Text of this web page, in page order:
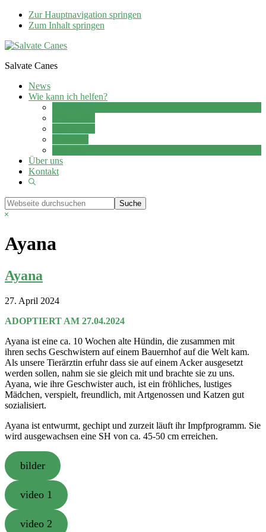
Zur Hauptnavigation springen
Zum Inhalt springen
Salvate Canes
News
Wie kann ich helfen?
Über uns
Kontakt
Show
Webseite
durchsuchen
Hide
Ayana
Ayana
27. April 2024
ADOPTIERT AM 27.04.2024
Ayana ist eine ca. 10 Wochen alte Hündin, die zusammen mit
ihren sechs Geschwistern auf einem Bauernhof auf die Welt kam.
Als unsere Tierärztin erfuhr dass sie auf einem Acker ausgesetzt
werden sollen, nahm sie sie gleich mit und brachte sie zu uns.
Ayana, wie ihre Geschwister auch, ist ein fröhliches, lustiges
Mädchen, verspielt, freundlich, mit Artgenossen und Katzen gut
sozialisiert.
Ayana ist entwurmt, gechipt und zurzeit läuft ihr Impfprogramm. Sie
wird ausgewachsen eine SH von ca. 45-50 cm erreichen.
bilder
video 1
video 2